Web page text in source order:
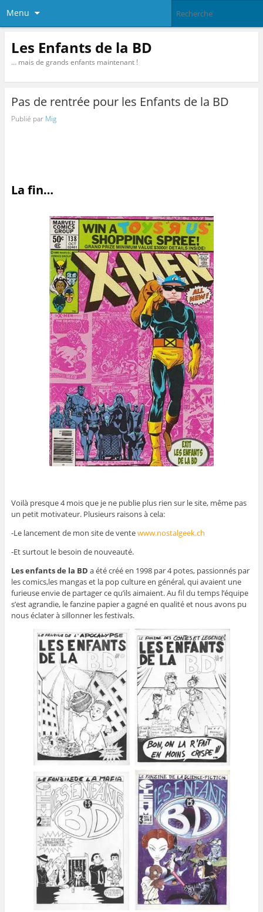
Menu
Les Enfants de la BD
… mais de grands enfants maintenant !
Pas de rentrée pour les Enfants de la BD
Publié par Mig
La fin…
Voilà presque 4 mois que je ne publie plus rien sur le site, même pas
un petit motivateur. Plusieurs raisons à cela:
-Le lancement de mon site de ventewww.nostalgeek.ch
-Et surtout le besoin de nouveauté.
Les enfants de la BD a été créé en 1998 par 4 potes, passionnés par
les comics,les mangas et la pop culture en général, qui avaient une
furieuse envie de partager ce qu’ils aimaient. Au fil du temps l’équipe
s’est agrandie, le fanzine papier a gagné en qualité et nous avons pu
nous éclater à sillonner les festivals.